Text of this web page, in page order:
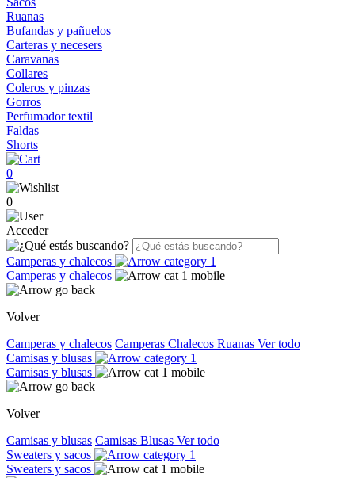
Ruanas
Bufandas y pañuelos
Carteras y necesers
Caravanas
Collares
Coleros y pinzas
Gorros
Perfumador textil
Faldas
Shorts
0
0
Acceder
Camperas y chalecos
Camperas y chalecos
Volver
Camperas y chalecos Camperas Chalecos Ruanas Ver todo
Camisas y blusas
Camisas y blusas
Volver
Camisas y blusas Camisas Blusas Ver todo
Sweaters y sacos
Sweaters y sacos